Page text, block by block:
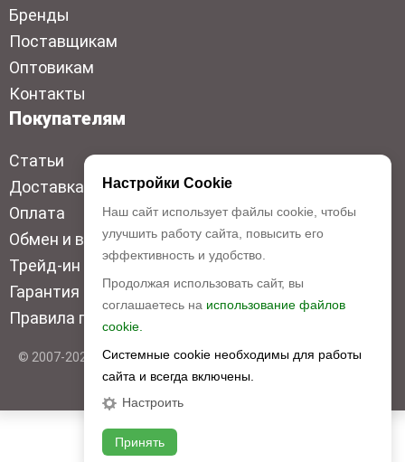
Бренды
Поставщикам
Оптовикам
Контакты
Покупателям
Статьи
Доставка
Оплата
Обмен и возврат
Трейд-ин
Гарантия низкой цены
Правила продажи
© 2007-2026 Top Disc. Все права защищены
Настройки Cookie
Наш сайт использует файлы cookie, чтобы
улучшить работу сайта, повысить его
эффективность и удобство.
Продолжая использовать сайт, вы
соглашаетесь на использование файлов
cookie.
Системные cookie необходимы для работы
сайта и всегда включены.
Настроить
Принять